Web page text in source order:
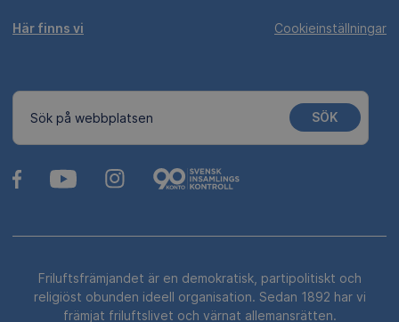
Här finns vi Cookieinställningar
Sök på webbplatsen SÖK
Friluftsfrämjandet är en demokratisk, partipolitiskt och
religiöst obunden ideell organisation. Sedan 1892 har vi
främjat friluftslivet och värnat allemansrätten.